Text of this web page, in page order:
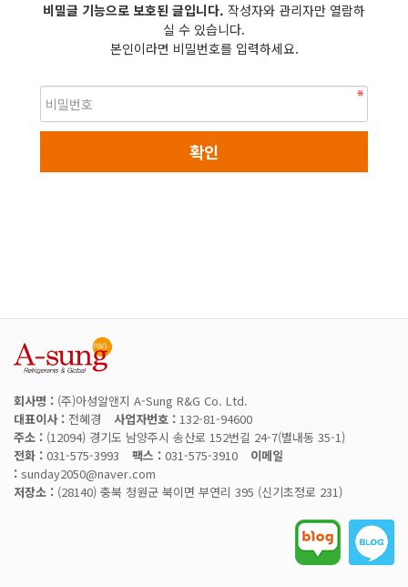
비밀글 기능으로 보호된 글입니다. 작성자와 관리자만 열람하
실 수 있습니다.
본인이라면 비밀번호를 입력하세요.
회사명 : (주)아성알앤지 A-Sung R&G Co. Ltd.
대표이사 : 전혜경 사업자번호 : 132-81-94600
주소 : (12094) 경기도 남양주시 송산로 152번길 24-7(별내동 35-1)
전화 : 031-575-3993 팩스 : 031-575-3910
이메일
: sunday2050@naver.com
저장소 : (28140) 충북 청원군 북이면 부연리 395 (신기초정로 231)